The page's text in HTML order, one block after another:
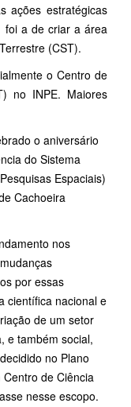
ações estratégicas
foi a de criar a área
(CST).
o Centro de
no INPE. Maiores
o aniversário
do Sistema
Espaciais)
Cachoeira
nos
por essas
científica nacional e
de um setor
e também social,
no Plano
de Ciência
nesse escopo.